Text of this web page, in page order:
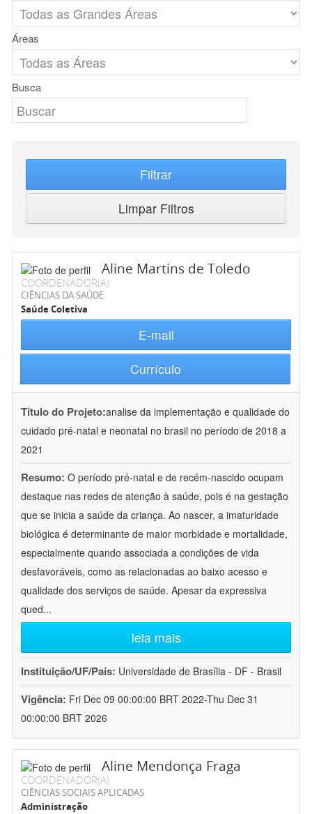
Áreas
Busca
Filtrar
Limpar Filtros
Aline Martins de Toledo
COORDENADOR(A)
CIÊNCIAS DA SAÚDE
Saúde Coletiva
E-mail
Currículo
Título do Projeto:analise da implementação e qualidade do
cuidado pré-natal e neonatal no brasil no período de 2018 a
2021
Resumo: O período pré-natal e de recém-nascido ocupam
destaque nas redes de atenção à saúde, pois é na gestação
que se inicia a saúde da criança. Ao nascer, a imaturidade
biológica é determinante de maior morbidade e mortalidade,
especialmente quando associada a condições de vida
desfavoráveis, como as relacionadas ao baixo acesso e
qualidade dos serviços de saúde. Apesar da expressiva
qued...
leia mais
Instituição/UF/País: Universidade de Brasília - DF - Brasil
Vigência: Fri Dec 09 00:00:00 BRT 2022-Thu Dec 31
00:00:00 BRT 2026
Aline Mendonça Fraga
COORDENADOR(A)
CIÊNCIAS SOCIAIS APLICADAS
Administração